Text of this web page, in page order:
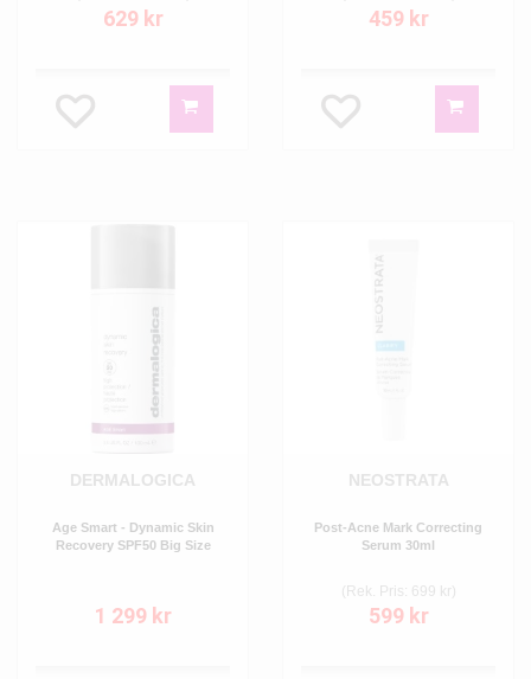
629 kr 459 kr
DERMALOGICA
Age Smart - Dynamic Skin
Recovery SPF50 Big Size
1 299 kr
NEOSTRATA
Post-Acne Mark Correcting
Serum 30ml
(Rek. Pris: 699 kr)
599 kr